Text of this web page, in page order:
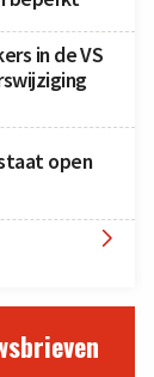
in de VS
open
